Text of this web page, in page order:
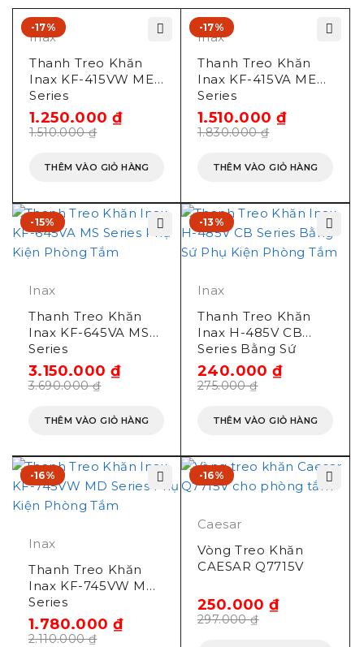
-17%
Inax
Thanh Treo Khăn
Inax KF-415VW ME
Series
1.510.000₫
1.250.000₫
THÊM VÀO GIỎ HÀNG
-17%
Inax
Thanh Treo Khăn
Inax KF-415VA ME
Series
1.830.000₫
1.510.000₫
THÊM VÀO GIỎ HÀNG
-15%
Inax
Thanh Treo Khăn
Inax KF-645VA MS
Series
3.690.000₫
3.150.000₫
THÊM VÀO GIỎ HÀNG
-13%
Inax
Thanh Treo Khăn
Inax H-485V CB
Series Bằng Sứ
275.000₫
240.000₫
THÊM VÀO GIỎ HÀNG
-16%
Inax
Thanh Treo Khăn
Inax KF-745VW MD
Series
2.110.000₫
1.780.000₫
-16%
Caesar
Vòng Treo Khăn
CAESAR Q7715V
297.000₫
250.000₫